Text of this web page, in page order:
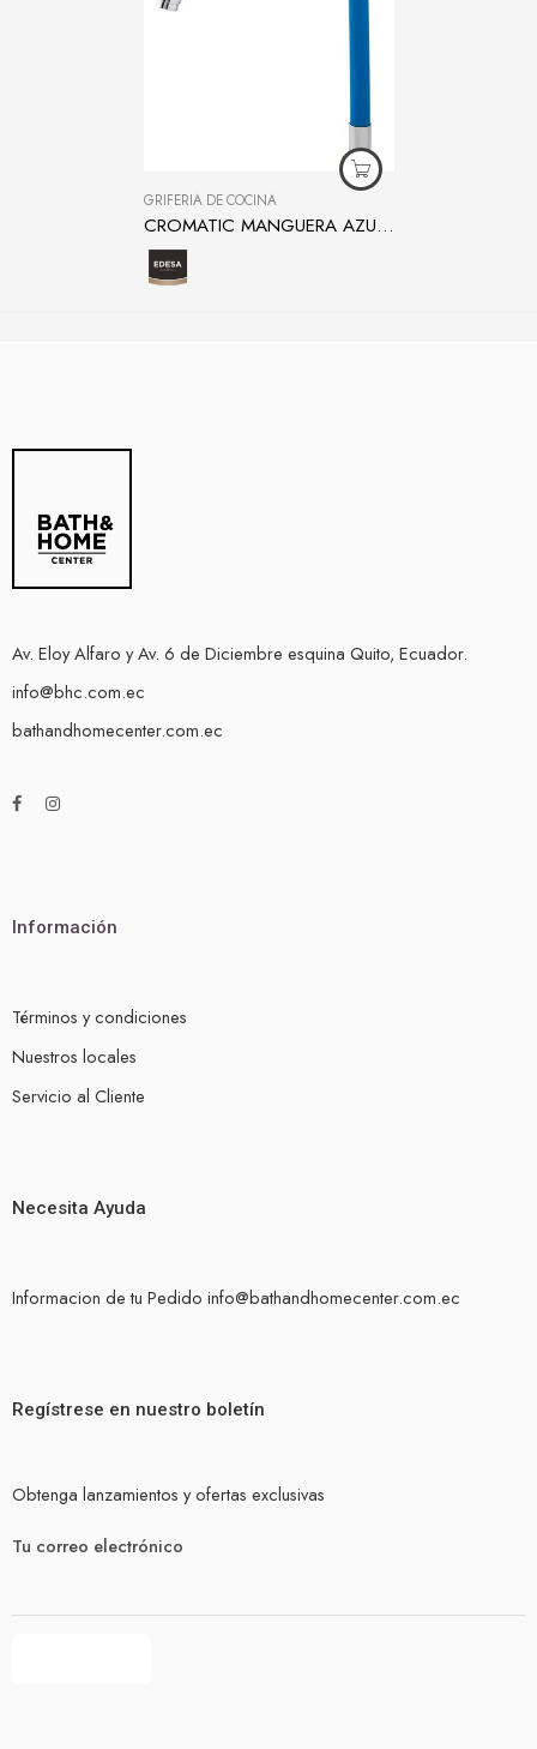
GRIFERÍA DE COCINA
CROMATIC MANGUERA AZUL PARA COCINA
Av. Eloy Alfaro y Av. 6 de Diciembre esquina Quito, Ecuador.
info@bhc.com.ec
bathandhomecenter.com.ec
Información
Términos y condiciones
Nuestros locales
Servicio al Cliente
Necesita Ayuda
Informacion de tu Pedido info@bathandhomecenter.com.ec
Regístrese en nuestro boletín
Obtenga lanzamientos y ofertas exclusivas
Tu correo electrónico